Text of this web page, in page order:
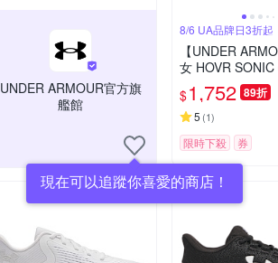
UNDER ARMOUR官方旗
艦館
現在可以追蹤你喜愛的商店！
8/6 UA品牌日3折起
【UNDER
女 HOVR SONIC
3026128-500
$1,752 89折
5 (1)
限時下殺 券